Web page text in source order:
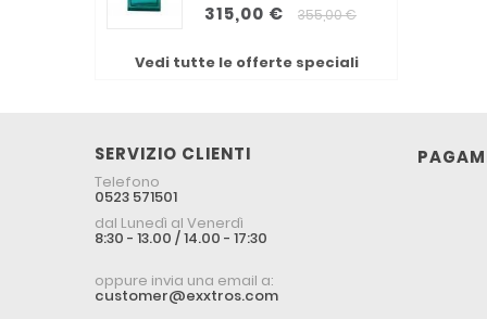
315,00 € 355,00 €
Vedi tutte le offerte speciali
SERVIZIO CLIENTI
Telefono
0523 571501
dal Lunedì al Venerdì
8:30 - 13.00 / 14.00 - 17:30
oppure invia una email a:
customer@exxtros.com